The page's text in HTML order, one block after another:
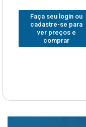
Faça seu login ou
cadastre-se para
ver preços e
comprar